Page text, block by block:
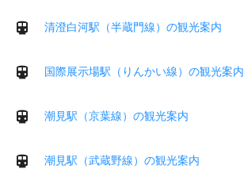
清澄白河駅（半蔵門線）の観光案内
国際展示場駅（りんかい線）の観光案内
潮見駅（京葉線）の観光案内
潮見駅（武蔵野線）の観光案内